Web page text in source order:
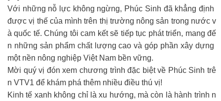
Với những nỗ lực không ngừng, Phúc Sinh đã khẳng định
được vị thế của mình trên thị trường nông sản trong nước v
à quốc tế. Chúng tôi cam kết sẽ tiếp tục phát triển, mang đế
n những sản phẩm chất lượng cao và góp phần xây dựng
một nền nông nghiệp Việt Nam bền vững.
Mời quý vị đón xem chương trình đặc biệt về Phúc Sinh trê
n VTV1 để khám phá thêm nhiều điều thú vị!
Kinh tế xanh không chỉ là xu hướng, mà còn là hành trình n